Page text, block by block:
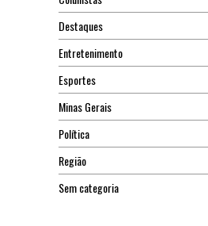
Destaques
Entretenimento
Esportes
Minas Gerais
Política
Região
Sem categoria